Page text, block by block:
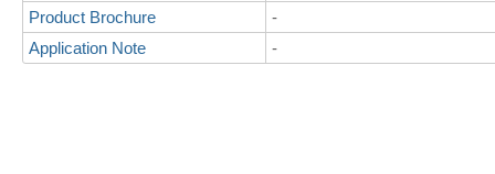
Product Brochure
-
Application Note
-